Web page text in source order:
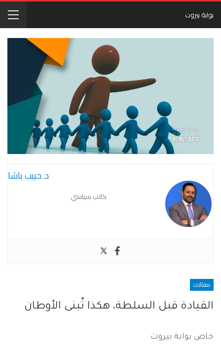
بوابة بيروت
د. حبيب باشا
كاتب سياسي
مقالات
القيادة قبل السلطة، هكذا تُبنى الأوطان
خاص بوابة بيروت